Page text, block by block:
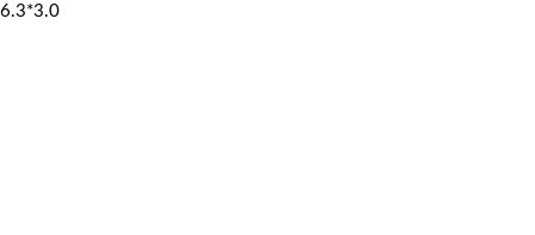
6.3*3.0